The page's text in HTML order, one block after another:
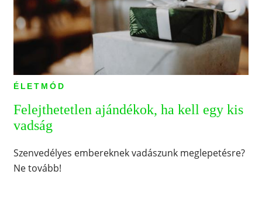
ÉLETMÓD
Felejthetetlen ajándékok, ha kell egy kis
vadság
Szenvedélyes embereknek vadászunk meglepetésre?
Ne tovább!